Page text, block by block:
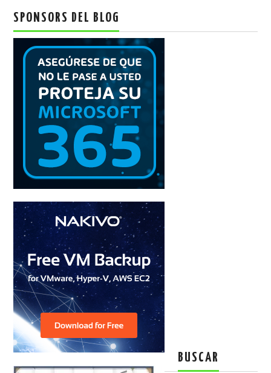
SPONSORS DEL BLOG
BUSCAR